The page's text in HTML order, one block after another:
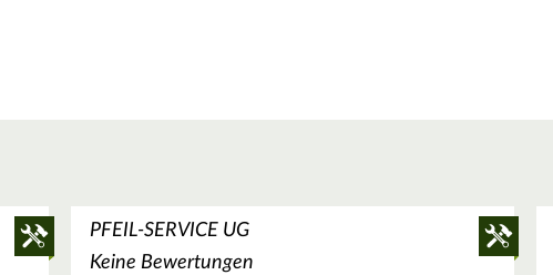
PFEIL-SERVICE UG
Keine Bewertungen